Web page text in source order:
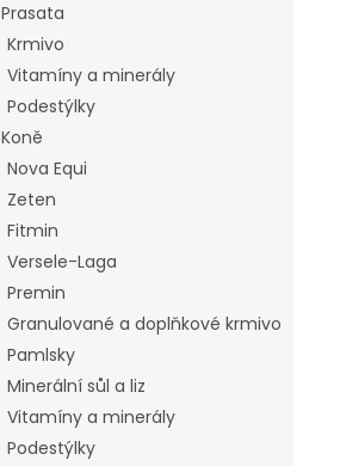
Prasata
Krmivo
Vitamíny a minerály
Podestýlky
Koně
Nova Equi
Zeten
Fitmin
Versele-Laga
Premin
Granulované a doplňkové krmivo
Pamlsky
Minerální sůl a liz
Vitamíny a minerály
Podestýlky